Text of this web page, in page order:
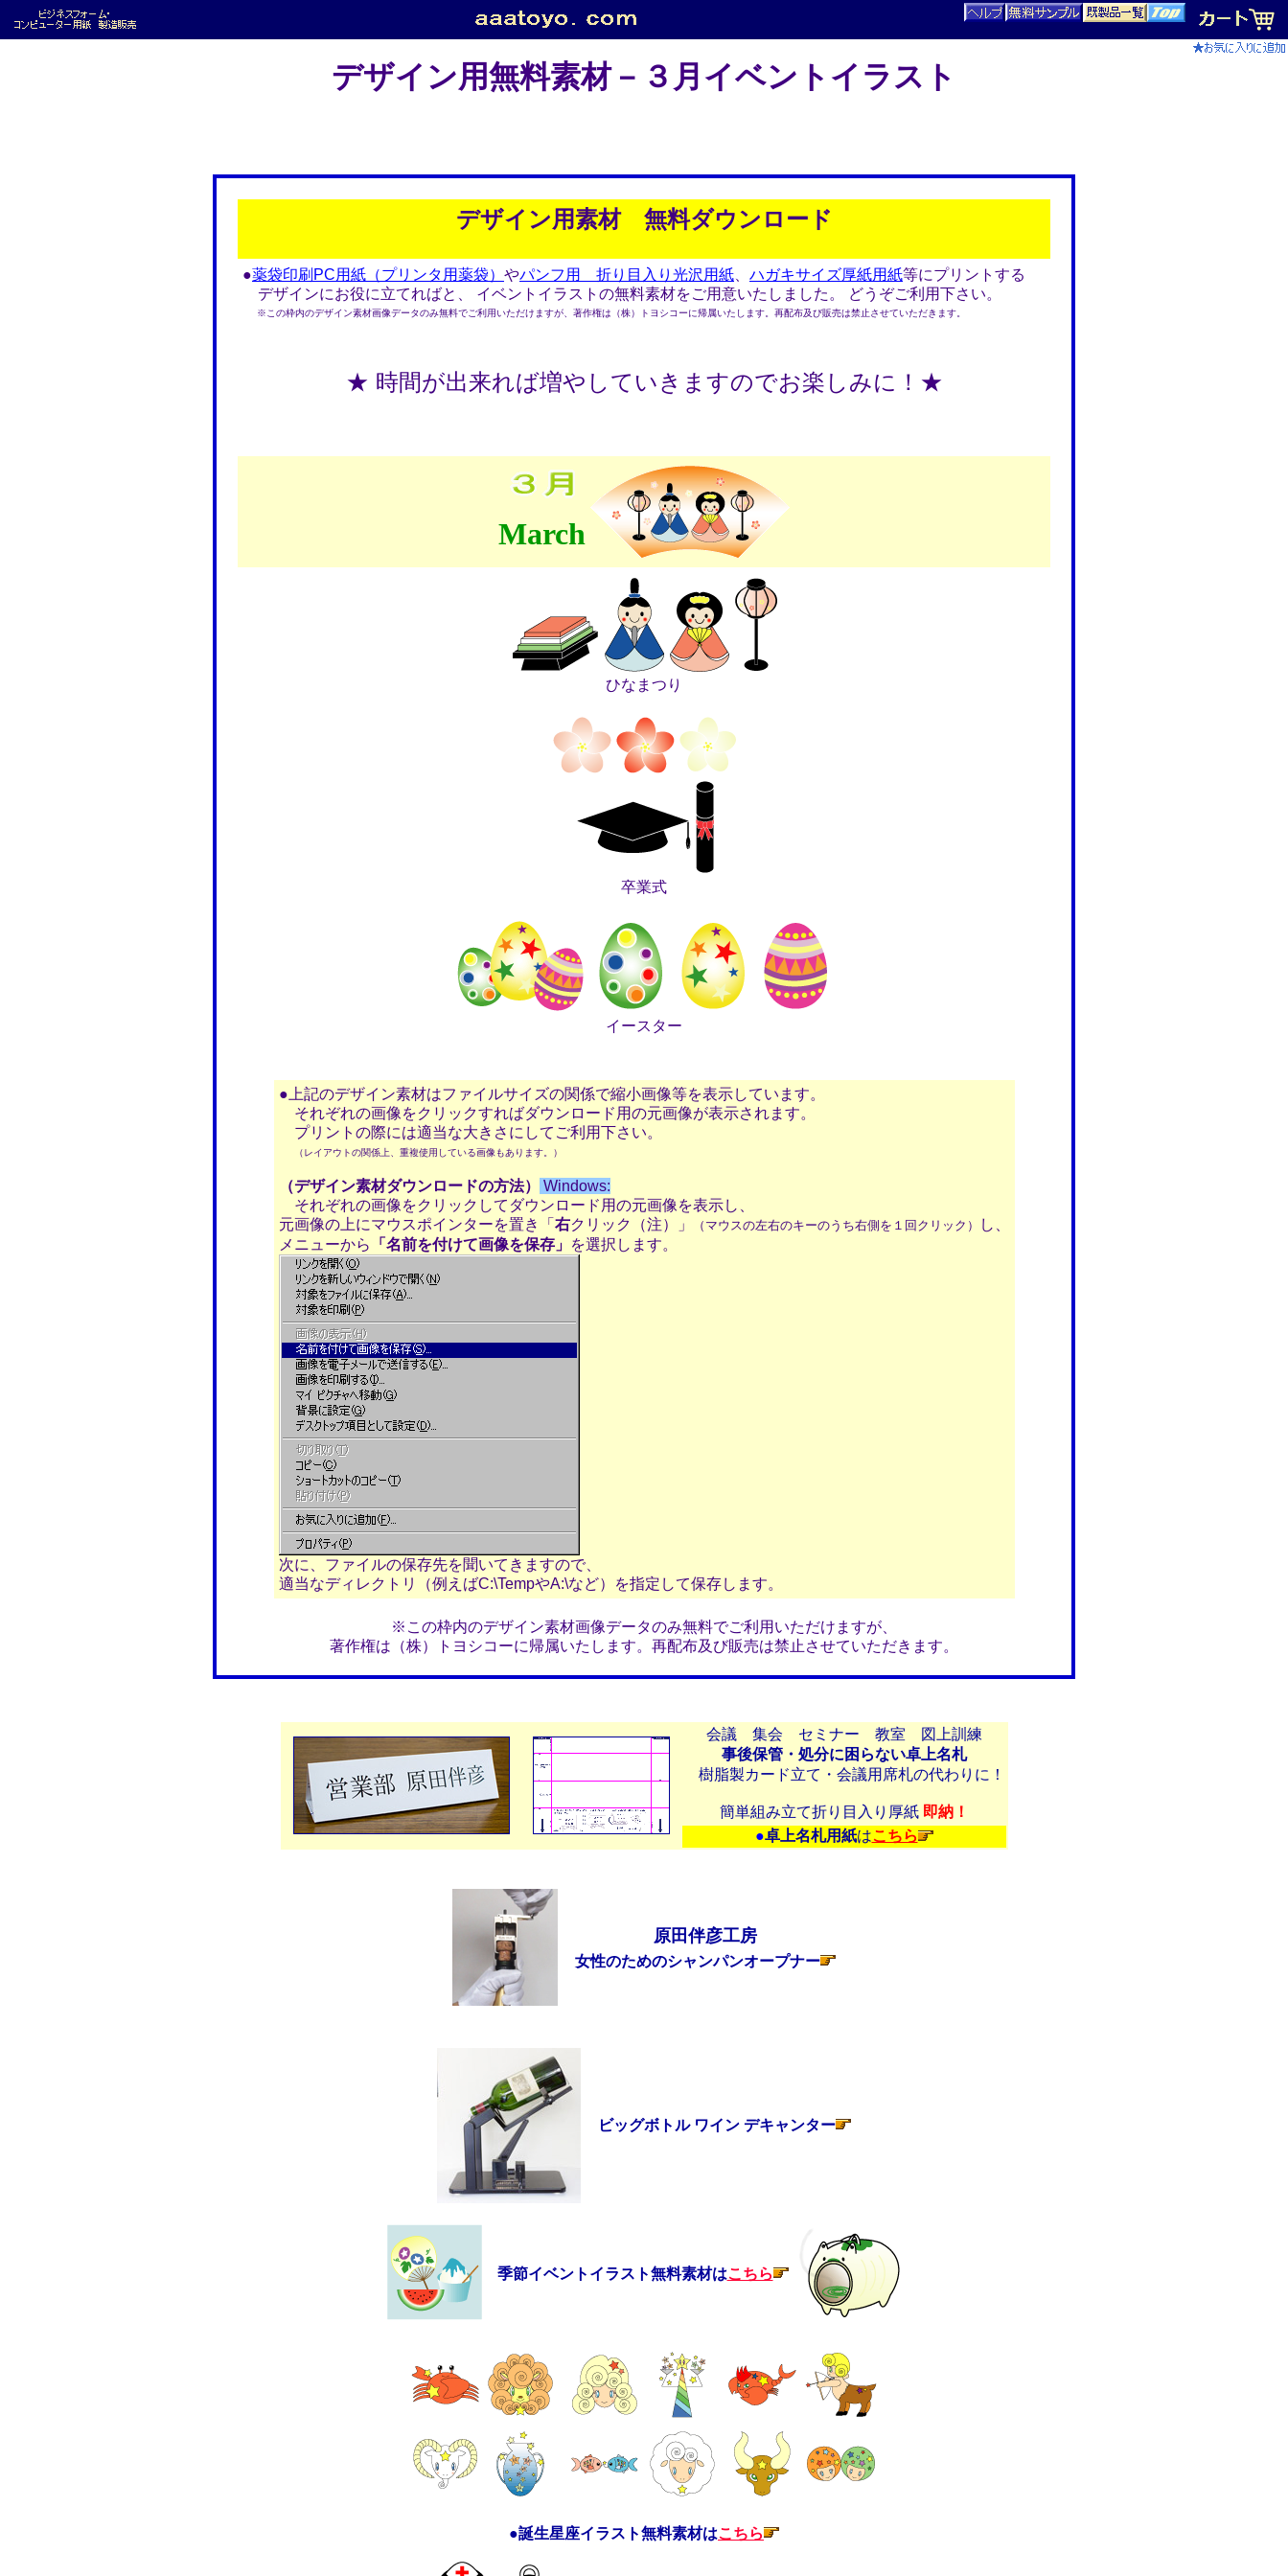
デザイン用無料素材－３月イベントイラスト
デザイン用素材 無料ダウンロード
●薬袋印刷PC用紙（プリンタ用薬袋） やパンフ用 折り目入り光沢用紙 ハガキサイズ厚紙用紙等にプリントする
デザインにお役に立てればと、 イベントイラストの無料素材をご用意いたしました。 どうぞご利用下さい。
※この枠内のデザイン素材画像データのみ無料でご利用いただけますが、著作権は（株）トヨシコーに帰属いたします。再配布及び販売は禁止させていただきます。
★ 時間が出来れば増やしていきますのでお楽しみに！★
March
ひなまつり
卒業式
イースター
●上記のデザイン素材はファイルサイズの関係で縮小画像等を表示しています。
それぞれの画像をクリックすればダウンロード用の元画像が表示されます。
プリントの際には適当な大きさにしてご利用下さい。
（レイアウトの関係上、重複使用している画像もあります。）
（デザイン素材ダウンロードの方法）
Windows:
それぞれの画像をクリックしてダウンロード用の元画像を表示し、
元画像の上にマウスポインターを置き「 右クリック（注）」 （マウスの左右のキーのうち右側を１回クリック）
し、
メニューから 「名前を付けて画像を保存」 を選択します。
次に、ファイルの保存先を聞いてきますので、
適当なディレクトリ（例えばC:\TempやA:\など）を指定して保存します。
※この枠内のデザイン素材画像データのみ無料でご利用いただけますが、
著作権は（株）トヨシコーに帰属いたします。再配布及び販売は禁止させていただきます。
会議 集会 セミナー 教室 図上訓練
事後保管・処分に困らない卓上名札
樹脂製カード立て・会議用席札の代わりに！
簡単組み立て折り目入り厚紙 即納！
●卓上名札用紙はこちら
原田伴彦工房
女性のためのシャンパンオープナー
ビッグボトル ワイン デキャンター
季節イベントイラスト無料素材はこちら
●誕生星座イラスト無料素材はこちら